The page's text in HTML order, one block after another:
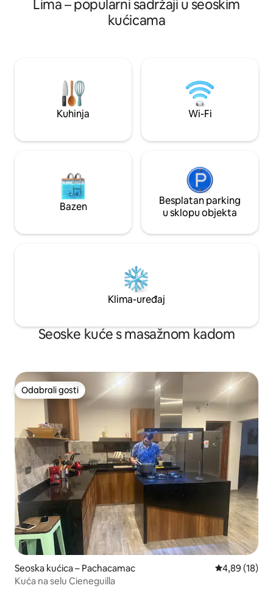
s po dva kreveta i 2 s bračnim krevetom i
bračnim krevetom i kvadratnim i pola
c/u; svaka spavaća soba s prostranom i
1,20) i ima TV s Brayjem. Dostupan je
satelitski internet.
vrtu, gdje ćete
zapaliti kamin uz
Lima – popularni sadržaji u seoskim
kućicama
Kuhinja Wi-Fi
Bazen
Besplatan parking
u sklopu objekta
Klima-uređaj
Seoske kuće s masažnom kadom
Odabrali gosti
Odabrali gosti
Seoska kućica – Pachacamac Prosječna
4,89 (18)
Kuća na selu Cieneguilla